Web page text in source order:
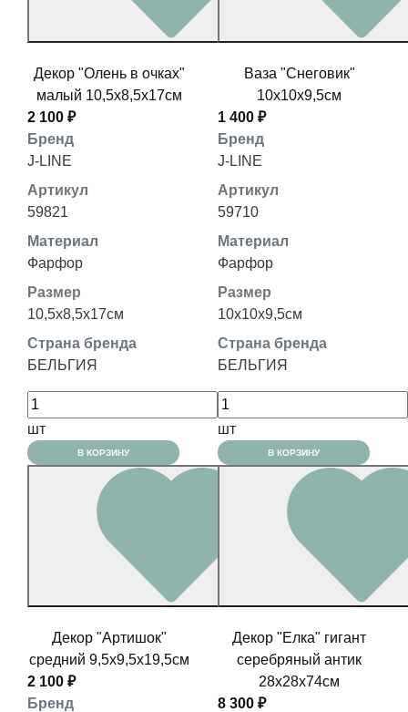
Декор "Олень в очках"
малый 10,5x8,5x17см
2 100 ₽
Бренд
J-LINE
Артикул
59821
Материал
Фарфор
Размер
10,5x8,5x17см
Страна бренда
БЕЛЬГИЯ
шт
В КОРЗИНУ
Ваза "Снеговик"
10x10x9,5см
1 400 ₽
Бренд
J-LINE
Артикул
59710
Материал
Фарфор
Размер
10x10x9,5см
Страна бренда
БЕЛЬГИЯ
шт
В КОРЗИНУ
Декор "Артишок"
средний 9,5x9,5x19,5см
2 100 ₽
Бренд
Декор "Елка" гигант
серебряный антик
28x28x74см
8 300 ₽